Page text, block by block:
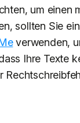
um einen
sollten Sie
verwenden,
Ihre Texte